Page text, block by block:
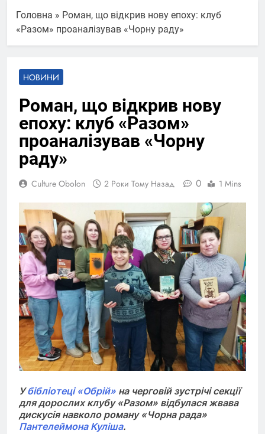
Головна » Роман, що відкрив нову епоху: клуб
«Разом» проаналізував «Чорну раду»
НОВИНИ
Роман, що відкрив нову
епоху: клуб «Разом»
проаналізував «Чорну
раду»
Culture Obolon 2 Роки Тому Назад 0 1 Mins
Убібліотеці «Обрій» на черговій зустрічі секції
для дорослих клубу «Разом» відбулася жвава
дискусія навколо роману «Чорна рада»
Пантелеймона Куліша.